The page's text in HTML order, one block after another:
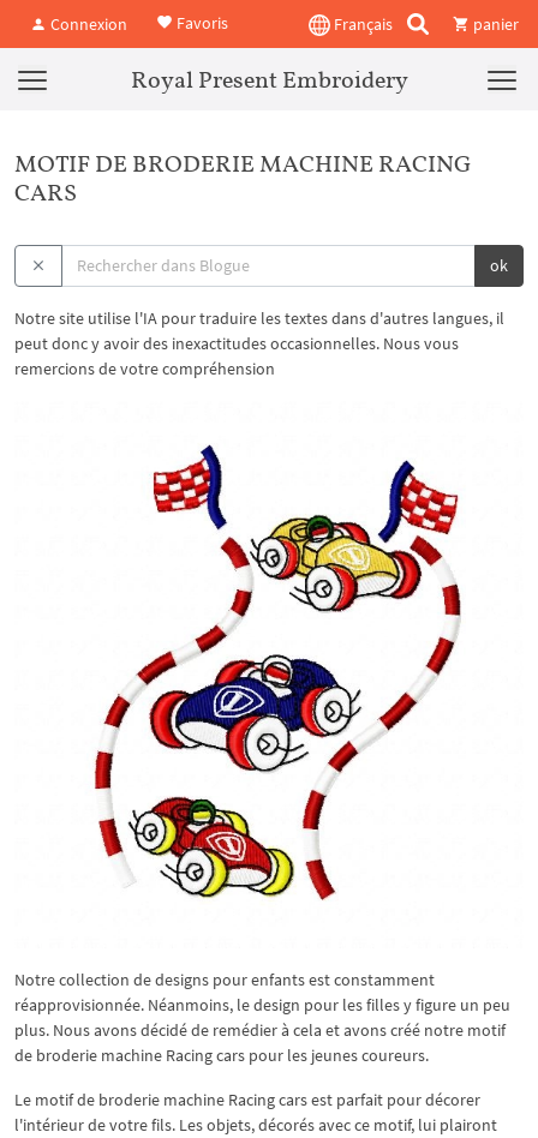
Connexion Favoris Français panier
Royal Present Embroidery
MOTIF DE BRODERIE MACHINE RACING
CARS
ok
Notre site utilise l'IA pour traduire les textes dans d'autres langues, il
peut donc y avoir des inexactitudes occasionnelles. Nous vous
remercions de votre compréhension
Notre collection de designs pour enfants est constamment
réapprovisionnée. Néanmoins, le design pour les filles y figure un peu
plus. Nous avons décidé de remédier à cela et avons créé notre motif
de broderie machine Racing cars pour les jeunes coureurs.
Le motif de broderie machine Racing cars est parfait pour décorer
l'intérieur de votre fils. Les objets, décorés avec ce motif, lui plairont